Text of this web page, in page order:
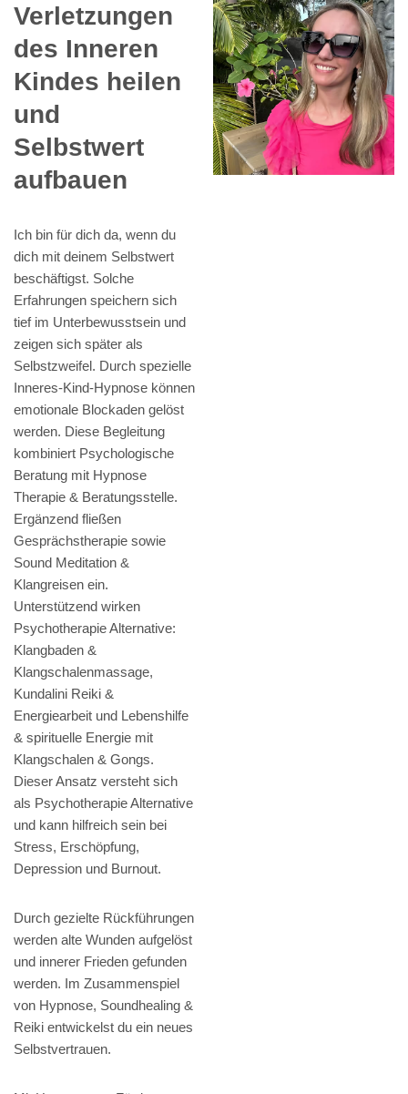
Verletzungen
des Inneren
Kindes heilen
und
Selbstwert
aufbauen
Ich bin für dich da, wenn du
dich mit deinem Selbstwert
beschäftigst. Solche
Erfahrungen speichern sich
tief im Unterbewusstsein und
zeigen sich später als
Selbstzweifel. Durch spezielle
Inneres-Kind-Hypnose können
emotionale Blockaden gelöst
werden. Diese Begleitung
kombiniert Psychologische
Beratung mit Hypnose
Therapie & Beratungsstelle.
Ergänzend fließen
Gesprächstherapie sowie
Sound Meditation &
Klangreisen ein.
Unterstützend wirken
Psychotherapie Alternative:
Klangbaden &
Klangschalenmassage,
Kundalini Reiki &
Energiearbeit und Lebenshilfe
& spirituelle Energie mit
Klangschalen & Gongs.
Dieser Ansatz versteht sich
als Psychotherapie Alternative
und kann hilfreich sein bei
Stress, Erschöpfung,
Depression und Burnout.
Durch gezielte Rückführungen
werden alte Wunden aufgelöst
und innerer Frieden gefunden
werden. Im Zusammenspiel
von Hypnose, Soundhealing &
Reiki entwickelst du ein neues
Selbstvertrauen.